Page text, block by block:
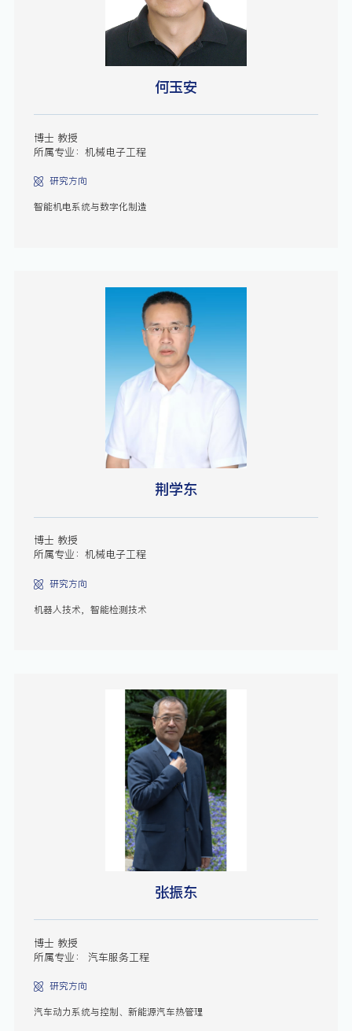
何玉安
博士 教授
所属专业：机械电子工程
研究方向
智能机电系统与数字化制造
荆学东
博士 教授
所属专业：机械电子工程
研究方向
机器人技术，智能检测技术
张振东
博士 教授
所属专业： 汽车服务工程
研究方向
汽车动力系统与控制、新能源汽车热管理